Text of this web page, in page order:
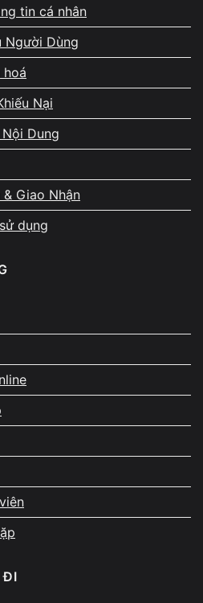
mạng nào
cài đặt
hiệu cần
WiFi càng sớm càng tốt
tại nhà
bạn có thể thử một vài cách
bị
tin cá nhân
Người Dùng
hoá
Nại
Dung
& Giao Nhận
dụng
ĐI